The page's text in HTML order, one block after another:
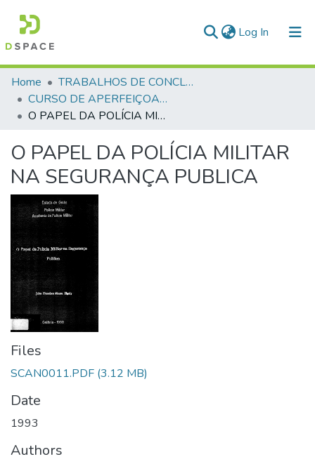
Log In (current)
Communities & Collections
All of DSpace
Home
TRABALHOS DE CONCLUSÃO DE CURSO - CAO (CURSO DE APERFEIÇOAMENTO DE OFICIAIS)
CURSO DE APERFEIÇOAMENTO DE OFICIAIS - CAO - 1993
O PAPEL DA POLÍCIA MILITAR NA SEGURANÇA PUBLICA
O PAPEL DA POLÍCIA MILITAR
NA SEGURANÇA PUBLICA
Files
SCAN0011.PDF (3.12 MB)
Date
1993
Authors